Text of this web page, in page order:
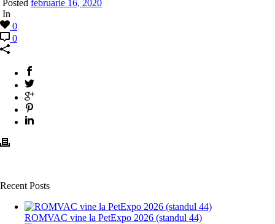
Posted februarie 16, 2020
In
0
0
Recent Posts
ROMVAC vine la PetExpo 2026 (standul 44)